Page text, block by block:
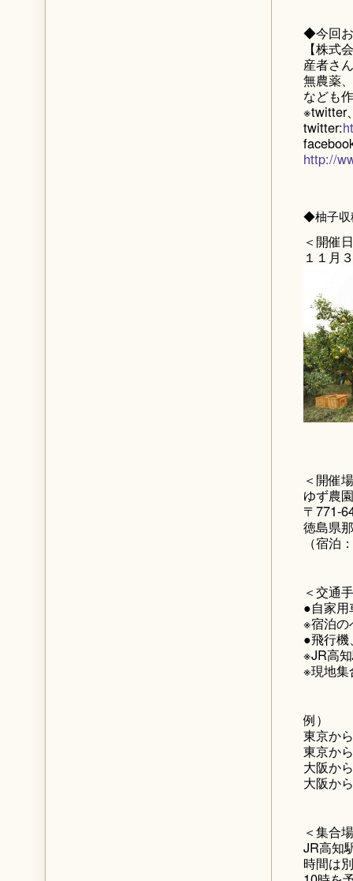
◆今回
【株式
産者さ
無農薬
なども
※twitter
twitter:
http://
◆柚子収
＜開催
１１月
＜開催
ゆず農
〒771-
徳島県
（宿
＜交通
●自家用
※宿泊の
●飛行機
※JR高
※現地集
例）
東京か
東京か
大阪か
大阪か
＜集合
JR高知
時間は